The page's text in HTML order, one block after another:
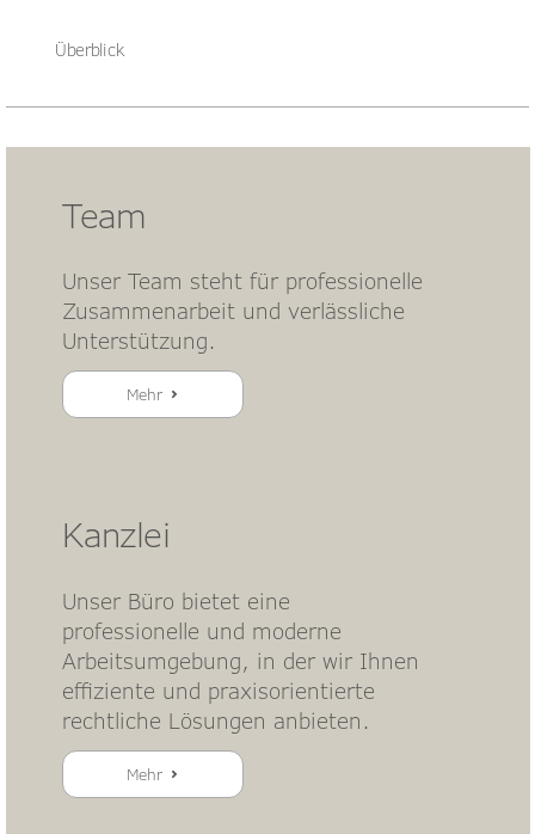
Überblick
Team
Unser Team steht für professionelle
Zusammenarbeit und verlässliche
Unterstützung.
Mehr
Kanzlei
Unser Büro bietet eine
professionelle und moderne
Arbeitsumgebung, in der wir Ihnen
effiziente und praxisorientierte
rechtliche Lösungen anbieten.
Mehr